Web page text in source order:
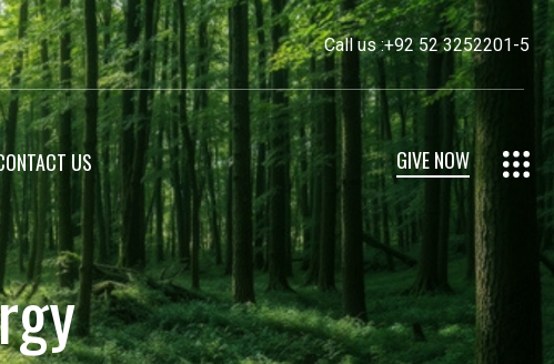
Call us :+92 52 3252201-5
US GIVE NOW